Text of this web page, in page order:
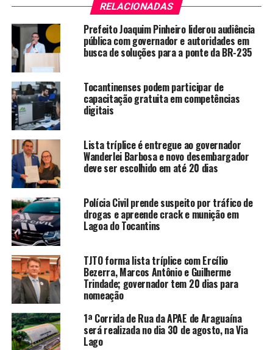
RELACIONADAS
Prefeito Joaquim Pinheiro liderou audiência
pública com governador e autoridades em
busca de soluções para a ponte da BR-235
Tocantinenses podem participar de
capacitação gratuita em competências
digitais
Lista tríplice é entregue ao governador
Wanderlei Barbosa e novo desembargador
deve ser escolhido em até 20 dias
Polícia Civil prende suspeito por tráfico de
drogas e apreende crack e munição em
Lagoa do Tocantins
TJTO forma lista tríplice com Ercílio
Bezerra, Marcos Antônio e Guilherme
Trindade; governador tem 20 dias para
nomeação
1ª Corrida de Rua da APAE de Araguaína
será realizada no dia 30 de agosto, na Via
Lago